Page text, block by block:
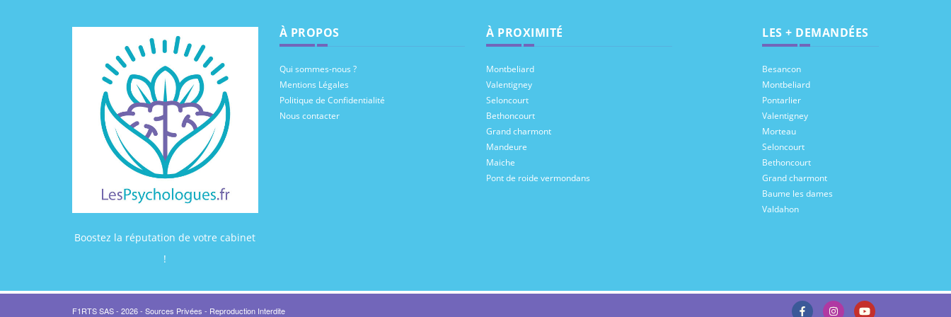
Boostez la réputation de votre cabinet
!
À PROPOS
Qui sommes-nous ?
Mentions Légales
Politique de Confidentialité
Nous contacter
À PROXIMITÉ
Montbeliard
Valentigney
Seloncourt
Bethoncourt
Grand charmont
Mandeure
Maiche
Pont de roide vermondans
LES + DEMANDÉES
Besancon
Montbeliard
Pontarlier
Valentigney
Morteau
Seloncourt
Bethoncourt
Grand charmont
Baume les dames
Valdahon
F1RTS SAS - 2026 - Sources Privées - Reproduction Interdite